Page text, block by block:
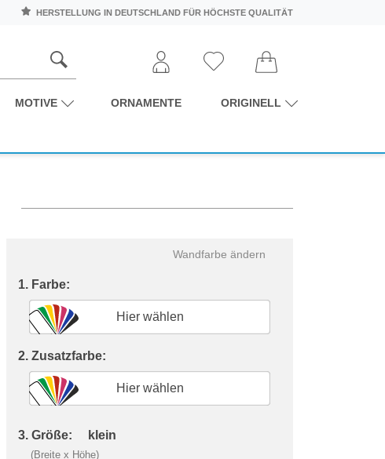
HERSTELLUNG IN DEUTSCHLAND FÜR HÖCHSTE QUALITÄT
MOTIVE ORNAMENTE ORIGINELL
Wandfarbe ändern
1. Farbe:
Hier wählen
2. Zusatzfarbe:
Hier wählen
3. Größe: klein
(Breite x Höhe)